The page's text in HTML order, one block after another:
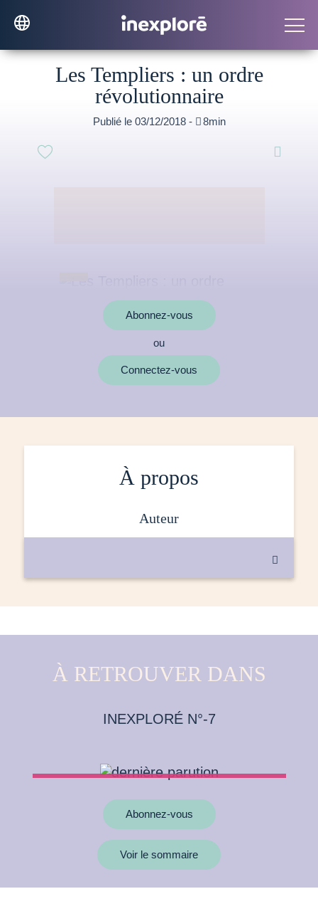
Les Templiers : un ordre
révolutionnaire
Publié le 03/12/2018 - 8min

Abonnez-vous
ou
Connectez-vous
À propos
auteur

À RETROUVER DANS
INEXPLORÉ N°-7
Abonnez-vous
Voir le sommaire